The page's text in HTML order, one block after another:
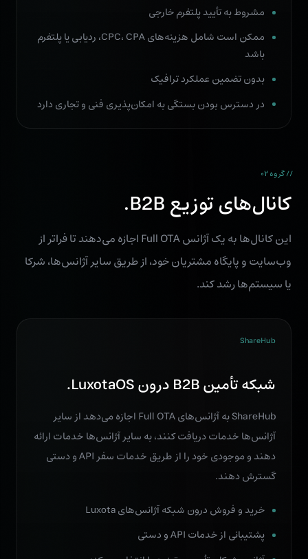
مشروط به تأیید پلتفرم خارجی
ممکن است شامل هزینه‌های CPC، CPA، ردیابی یا پلتفرم
باشد
بدون تضمین عملکرد ترافیک
در دسترس بودن بستگی به امکان‌پذیری فنی و تجاری دارد
// گروه ۰۲
کانال‌های توزیع B2B.
این کانال‌ها به یک آژانس Full OTA اجازه می‌دهند تا فراتر از
وب‌سایت و پایگاه مشتریان خود، از طریق سایر آژانس‌ها، شرکا
یا سیستم‌ها رشد کند.
ShareHub
شبکه تأمین B2B درون LuxotaOS.
ShareHub به آژانس‌های Full OTA اجازه می‌دهد از سایر
آژانس‌ها خدمات دریافت کنند، به سایر آژانس‌ها خدمات ارائه
دهند و موجودی خود را از طریق خدمات سفر API و دستی
گسترش دهند.
خرید و فروش درون شبکه آژانس‌های Luxota
پشتیبانی از خدمات API و دستی